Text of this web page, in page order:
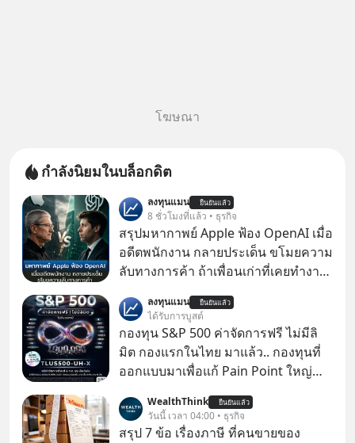
โฆษณา
กำลังนิยมในบล็อกดิต
ลงทุนแมน ยืนยันแล้ว
8 ชั่วโมงที่แล้ว • ธุรกิจ
สรุปมหากาพย์ Apple ฟ้อง OpenAI เมื่อ
อดีตพนักงาน กลายประเด็น ขโมยความ
ลับทางการค้า ถ้าเพื่อนเก่าที่เคยทำงาน
เก่าที่เขาเคยทำไว้ ตอนยังอยู่บริษัท
เดียวกัน
ลงทุนแมน ยืนยันแล้ว
ได้รับการบูสต์
กองทุน S&P 500 ค่าจัดการฟรี ไม่มีลิ
มิต กองแรกในไทย มาแล้ว.. กองทุนที่
ออกแบบมาเพื่อแก้ Pain Point ใหญ่
WealthThink ยืนยันแล้ว
วันนี้ เวลา 04:00 • ธุรกิจ
สรุป 7 ข้อ เรื่องภาษี ที่คนขายของ